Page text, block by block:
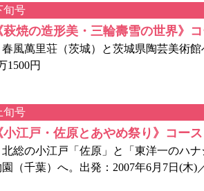
旬号
萩焼の造形美・三輪壽雪の世界》
風萬里荘（茨城）と茨城県陶芸美術館
1500円
旬号
小江戸・佐原とあやめ祭り》コー
総の小江戸「佐原」と「東洋一のハ
（千葉）へ。出発：2007年6月7日(木)